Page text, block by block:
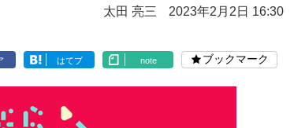
太田 亮三 2023年2月2日 16:30
はてブ note ブックマーク